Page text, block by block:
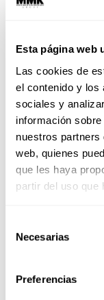
Esta página web
Las cookies de
el contenido y los
sociales y
información
nuestros
web, quienes
que les haya
partir del uso que
Necesarias
Preferencias